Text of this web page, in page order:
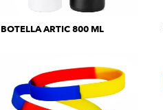
BOTELLA ARTIC 800 ML